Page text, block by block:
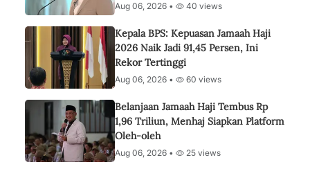
Aug 06, 2026 • 40 views
Kepala BPS: Kepuasan Jamaah Haji
2026 Naik Jadi 91,45 Persen, Ini
Rekor Tertinggi
Aug 06, 2026 • 60 views
Belanjaan Jamaah Haji Tembus Rp
1,96 Triliun, Menhaj Siapkan Platform
Oleh-oleh
Aug 06, 2026 • 25 views